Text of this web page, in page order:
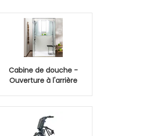
Cabine de douche -
Ouverture à l'arrière